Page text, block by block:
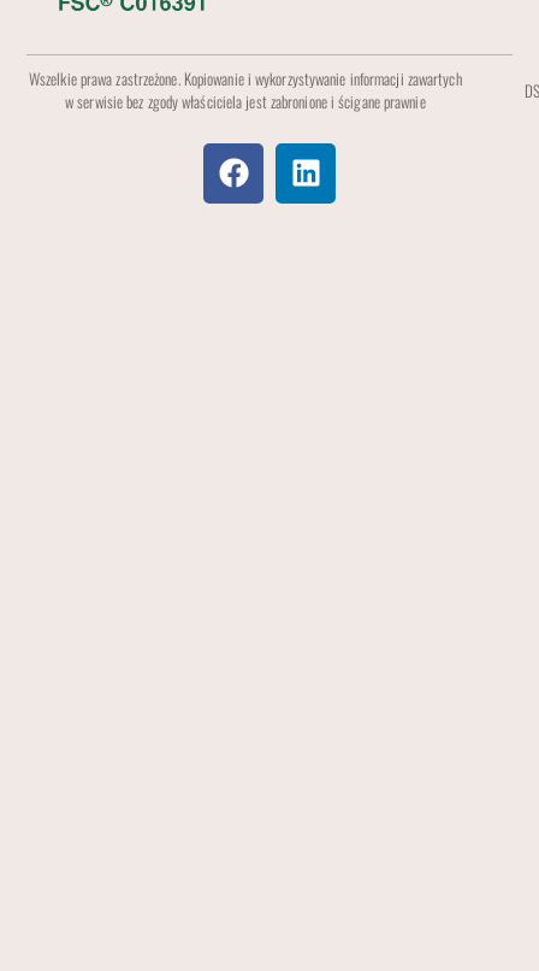
Wszelkie prawa zastrzeżone. Kopiowanie i wykorzystywanie informacji zawartych
w serwisie bez zgody właściciela jest zabronione i ścigane prawnie